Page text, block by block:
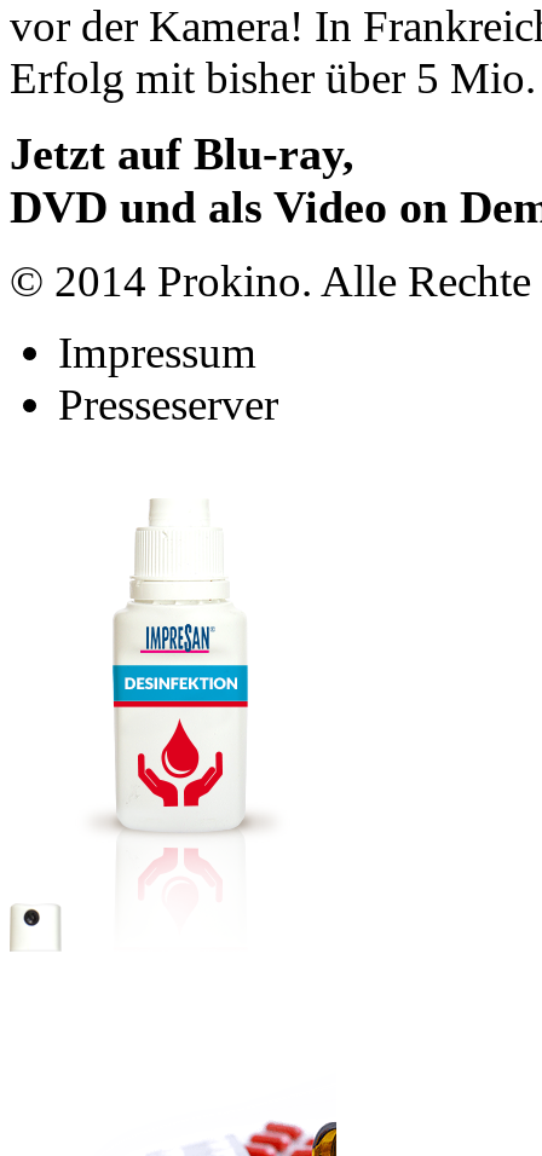
vor der Kamera! In
Erfolg mit bisher über 5
Jetzt auf Blu-ray,
DVD und als Video on
© 2014 Prokino. Alle Rechte
Impressum
Presseserver